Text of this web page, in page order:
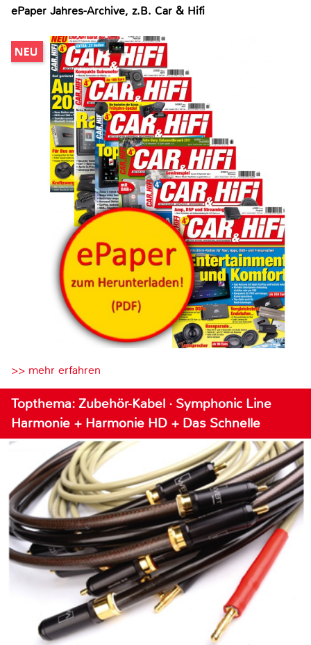
ePaper Jahres-Archive, z.B. Car & Hifi
>> mehr erfahren
Topthema: Zubehör-Kabel · Symphonic Line
Harmonie + Harmonie HD + Das Schnelle